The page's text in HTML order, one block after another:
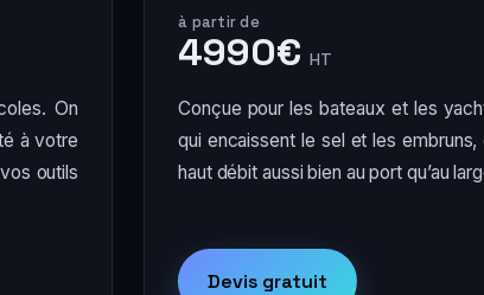
On
à votre
outils
à partir de
4990€HT
Conçue pour les bateaux et les
qui encaissent le sel et les
haut débit aussi bien au port qu’au
Devis gratuit